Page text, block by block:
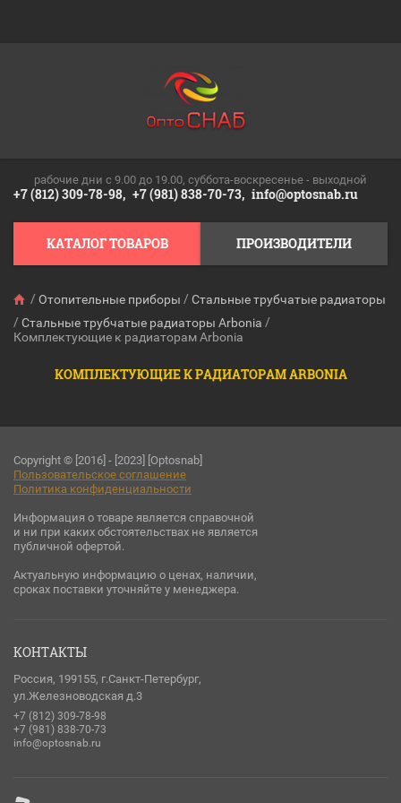
рабочие дни c 9.00 до 19.00, суббота-воскресенье - выходной
+7 (812) 309-78-98, +7 (981) 838-70-73, info@optosnab.ru
КАТАЛОГ ТОВАРОВ ПРОИЗВОДИТЕЛИ
/ Отопительные приборы / Стальные трубчатые радиаторы
/ Стальные трубчатые радиаторы Arbonia /
Комплектующие к радиаторам Arbonia
КОМПЛЕКТУЮЩИЕ К РАДИАТОРАМ ARBONIA
Copyright © [2016] - [2023] [Optosnab]
Пользовательское соглашение
Политика конфиденциальности
Информация о товаре является справочной
и ни при каких обстоятельствах не является
публичной офертой.
Актуальную информацию о ценах, наличии,
сроках поставки уточняйте у менеджера.
КОНТАКТЫ
Россия, 199155, г.Санкт-Петербург,
ул.Железноводская д.3
+7 (812) 309-78-98
+7 (981) 838-70-73
info@optosnab.ru